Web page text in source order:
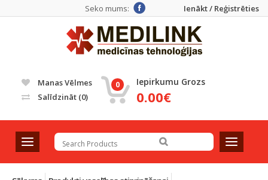
Ienākt / Reģistrēties
Seko mums:
Manas Vēlmes
Salīdzināt (0)
0 Iepirkumu Grozs
0.00€
T
o
g
T
o
g